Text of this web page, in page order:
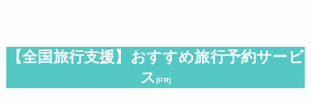
【全国旅行支援】おすすめ旅行予約サービ
ス[PR]